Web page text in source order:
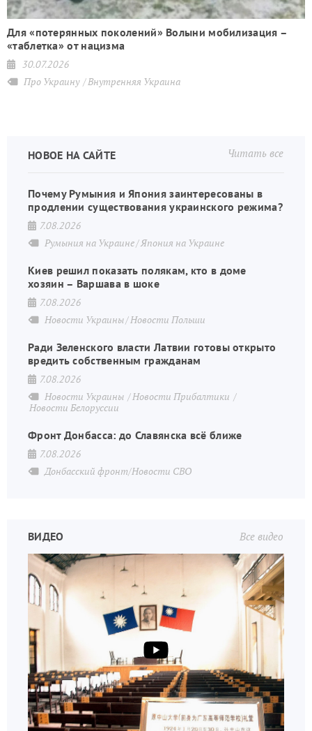
Для «потерянных поколений» Волыни мобилизация –
«таблетка» от нацизма
30.07.2026
Про Украину Внутренняя Украина
Читать все
НОВОЕ НА САЙТЕ
Почему Румыния и Япония заинтересованы в
продлении существования украинского режима?
7.08.2026
Румыния на Украине Япония на Украине
Киев решил показать полякам, кто в доме
хозяин – Варшава в шоке
7.08.2026
Новости Украины Новости Польши
Ради Зеленского власти Латвии готовы открыто
вредить собственным гражданам
7.08.2026
Новости Украины
Новости Прибалтики
Новости Белоруссии
Фронт Донбасса: до Славянска всё ближе
7.08.2026
Донбасский фронт/Новости СВО
Все видео
ВИДЕО